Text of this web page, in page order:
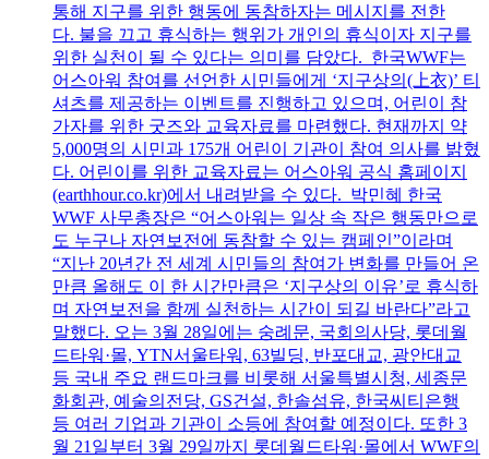
통해 지구를 위한 행동에 동참하자는 메시지를 전한
다. 불을 끄고 휴식하는 행위가 개인의 휴식이자 지구를
위한 실천이 될 수 있다는 의미를 담았다. 한국WWF는
어스아워 참여를 선언한 시민들에게 ‘지구상의(上衣)’ 티
셔츠를 제공하는 이벤트를 진행하고 있으며, 어린이 참
가자를 위한 굿즈와 교육자료를 마련했다. 현재까지 약
5,000명의 시민과 175개 어린이 기관이 참여 의사를 밝혔
다. 어린이를 위한 교육자료는 어스아워 공식 홈페이지
(earthhour.co.kr)에서 내려받을 수 있다. 박민혜 한국
WWF 사무총장은 “어스아워는 일상 속 작은 행동만으로
도 누구나 자연보전에 동참할 수 있는 캠페인”이라며
“지난 20년간 전 세계 시민들의 참여가 변화를 만들어 온
만큼 올해도 이 한 시간만큼은 ‘지구상의 이유’로 휴식하
며 자연보전을 함께 실천하는 시간이 되길 바란다”라고
말했다. 오는 3월 28일에는 숭례문, 국회의사당, 롯데월
드타워·몰, YTN서울타워, 63빌딩, 반포대교, 광안대교
등 국내 주요 랜드마크를 비롯해 서울특별시청, 세종문
화회관, 예술의전당, GS건설, 한솔섬유, 한국씨티은행
등 여러 기업과 기관이 소등에 참여할 예정이다. 또한 3
월 21일부터 3월 29일까지 롯데월드타워·몰에서 WWF의